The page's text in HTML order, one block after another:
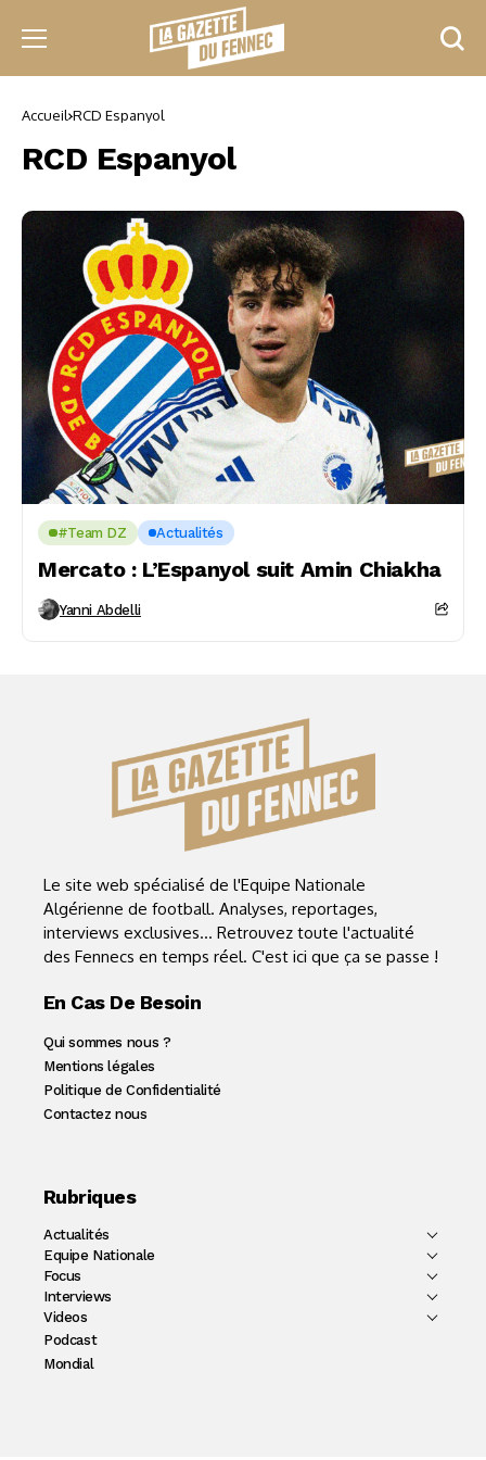
Accueil RCD Espanyol
RCD Espanyol
#Team DZ Actualités
Mercato : L’Espanyol suit Amin Chiakha
Yanni Abdelli
Le site web spécialisé de l'Equipe Nationale
Algérienne de football. Analyses, reportages,
interviews exclusives... Retrouvez toute l'actualité
des Fennecs en temps réel. C'est ici que ça se passe !
En Cas De Besoin
Qui sommes nous ?
Mentions légales
Politique de Confidentialité
Contactez nous
Rubriques
Actualités
Equipe Nationale
Focus
Interviews
Videos
Podcast
Mondial